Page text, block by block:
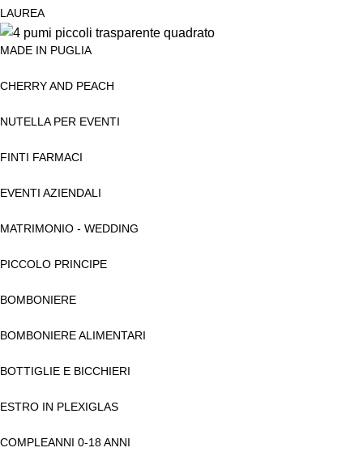
LAUREA
MADE IN PUGLIA
CHERRY AND PEACH
NUTELLA PER EVENTI
FINTI FARMACI
EVENTI AZIENDALI
MATRIMONIO - WEDDING
PICCOLO PRINCIPE
BOMBONIERE
BOMBONIERE ALIMENTARI
BOTTIGLIE E BICCHIERI
ESTRO IN PLEXIGLAS
COMPLEANNI 0-18 ANNI